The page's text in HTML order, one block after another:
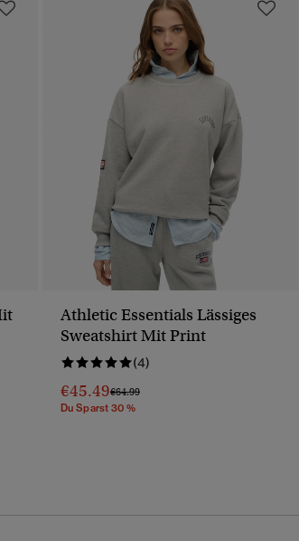
Athletic Essentials Lässiges
Sweatshirt Mit Print
(4)
€45.49Preis Wurde Reduziert Von
€64.99Bis
Du Sparst 30 %